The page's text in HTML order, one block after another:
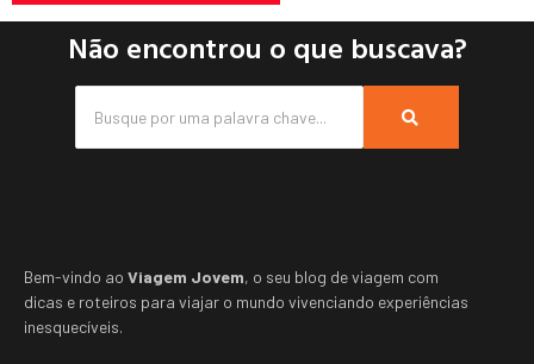
Não encontrou o que buscava?
Bem-vindo ao Viagem Jovem, o seu blog de viagem com
dicas e roteiros para viajar o mundo vivenciando experiências
inesquecíveis.